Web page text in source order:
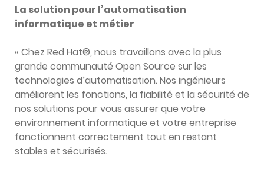
La solution pour l’automatisation
informatique et métier
« Chez Red Hat®, nous travaillons avec la plus
grande communauté Open Source sur les
technologies d’automatisation. Nos ingénieurs
améliorent les fonctions, la fiabilité et la sécurité de
nos solutions pour vous assurer que votre
environnement informatique et votre entreprise
fonctionnent correctement tout en restant
stables et sécurisés.